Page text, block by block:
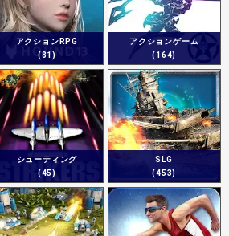
アクションRPG
(81)
アクションゲーム
(164)
シューティング
(45)
SLG
(453)